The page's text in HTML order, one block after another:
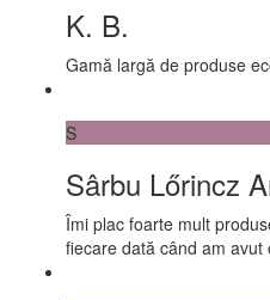
K. B.
Gamă largă de produse
S
Sârbu Lőrincz
Îmi plac foarte mult
fiecare dată când am